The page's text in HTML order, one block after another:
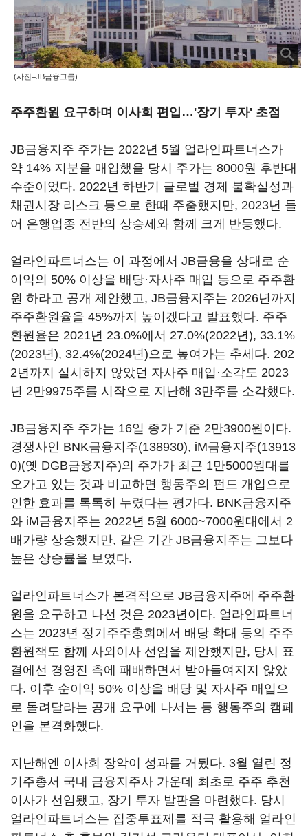
(사진=JB금융그룹)
주주환원 요구하며 이사회 편입…'장기 투자' 초점
JB금융지주 주가는 2022년 5월 얼라인파트너스가
약 14% 지분을 매입했을 당시 주가는 8000원 후반대
수준이었다. 2022년 하반기 글로벌 경제 불확실성과
채권시장 리스크 등으로 한때 주춤했지만, 2023년 들
어 은행업종 전반의 상승세와 함께 크게 반등했다.
얼라인파트너스는 이 과정에서 JB금융을 상대로 순
이익의 50% 이상을 배당·자사주 매입 등으로 주주환
원 하라고 공개 제안했고, JB금융지주는 2026년까지
주주환원율을 45%까지 높이겠다고 발표했다. 주주
환원율은 2021년 23.0%에서 27.0%(2022년), 33.1%
(2023년), 32.4%(2024년)으로 높여가는 추세다. 202
2년까지 실시하지 않았던 자사주 매입·소각도 2023
년 2만9975주를 시작으로 지난해 3만주를 소각했다.
JB금융지주 주가는 16일 종가 기준 2만3900원이다.
경쟁사인 BNK금융지주(138930), iM금융지주(13913
0)(옛 DGB금융지주)의 주가가 최근 1만5000원대를
오가고 있는 것과 비교하면 행동주의 펀드 개입으로
인한 효과를 톡톡히 누렸다는 평가다. BNK금융지주
와 iM금융지주는 2022년 5월 6000~7000원대에서 2
배가량 상승했지만, 같은 기간 JB금융지주는 그보다
높은 상승률을 보였다.
얼라인파트너스가 본격적으로 JB금융지주에 주주환
원을 요구하고 나선 것은 2023년이다. 얼라인파트너
스는 2023년 정기주주총회에서 배당 확대 등의 주주
환원책도 함께 사외이사 선임을 제안했지만, 당시 표
결에선 경영진 측에 패배하면서 받아들여지지 않았
다. 이후 순이익 50% 이상을 배당 및 자사주 매입으
로 돌려달라는 공개 요구에 나서는 등 행동주의 캠페
인을 본격화했다.
지난해엔 이사회 장악이 성과를 거뒀다. 3월 열린 정
기주총서 국내 금융지주사 가운데 최초로 주주 추천
이사가 선임됐고, 장기 투자 발판을 마련했다. 당시
얼라인파트너스는 집중투표제를 적극 활용해 얼라인